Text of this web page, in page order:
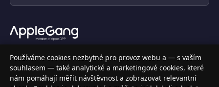
Váš specializovaný obchod s Apple produkty, příslušenstvím a
elektronikou. Nakupujte bezpečně a s jistotou.
Používáme cookies nezbytné pro provoz webu a — s vaším
souhlasem — také analytické a marketingové cookies, které
nám pomáhají měřit návštěvnost a zobrazovat relevantní